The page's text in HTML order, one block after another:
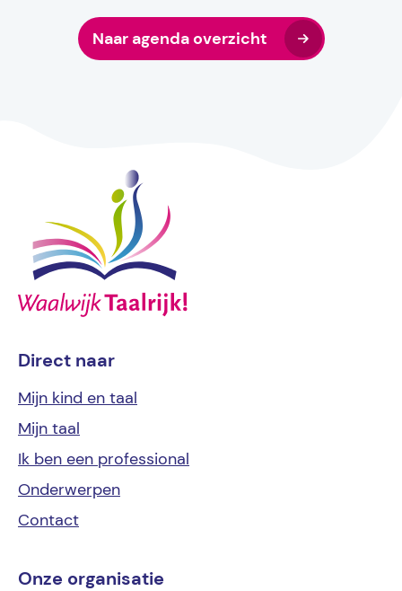
Naar agenda overzicht
Direct naar
Mijn kind en taal
Mijn taal
Ik ben een professional
Onderwerpen
Contact
Onze organisatie